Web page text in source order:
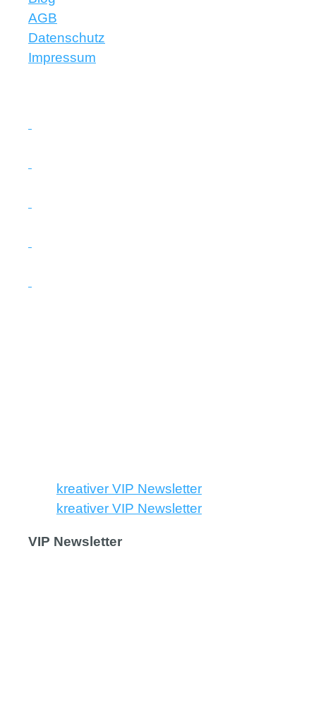
AGB
Datenschutz
Impressum
kreativer VIP Newsletter
kreativer VIP Newsletter
VIP Newsletter